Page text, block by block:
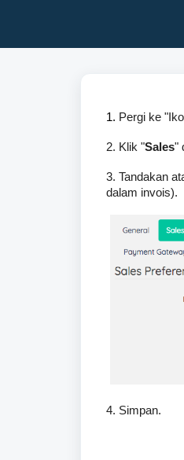
1. Pergi ke
2. Klik "Sales"
3. Tandakan
dalam invois).
4. Simpan.